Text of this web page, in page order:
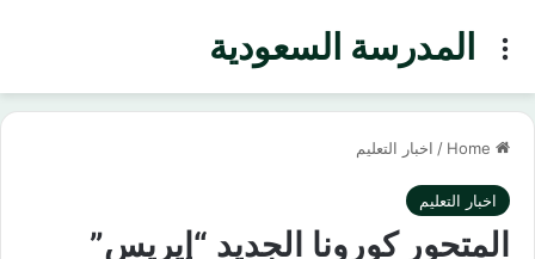
المدرسة السعوديةMenu
/ اخبار التعليم
اخبار التعليم
المتحور كورونا الجديد “إيريس”